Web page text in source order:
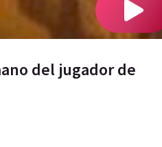
del jugador de